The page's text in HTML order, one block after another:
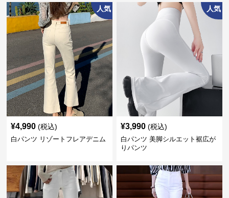
人気
¥4,990 (税込)
白パンツ リゾートフレアデニム
人気
¥3,990 (税込)
白パンツ 美脚シルエット裾広が
りパンツ